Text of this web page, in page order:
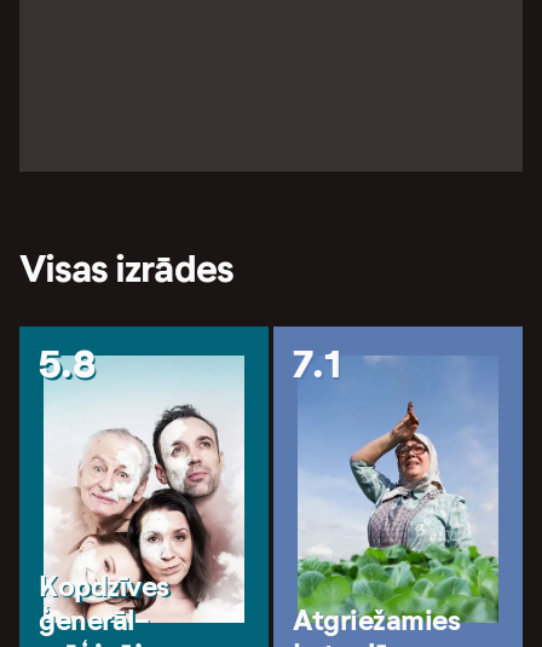
Visas izrādes
5.8
Kopdzīves
ģenerāl-
7.1
Atgriežamies